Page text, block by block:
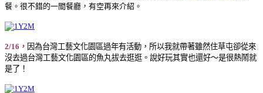
餐。很不錯的一間餐廳，有空再來介紹。
2/16， 因為台灣工藝文化園區過年有活動，所以我就帶著雖然住草屯卻從來
沒去過台灣工藝文化園區的魚丸拔去逛逛。說好玩其實也還好～是很熱鬧就
是了！